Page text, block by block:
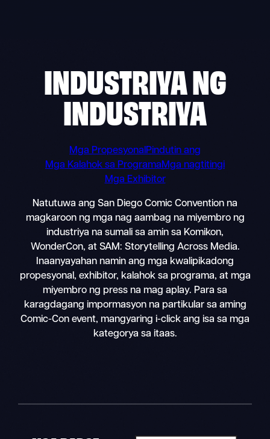
INDUSTRIYA NG
INDUSTRIYA
Mga Propesyonal Pindutin ang
Mga Kalahok sa ProgramaMga nagtitingi
Mga Exhibitor
Natutuwa ang San Diego Comic Convention na
magkaroon ng mga nag aambag na miyembro ng
industriya na sumali sa amin sa Komikon,
WonderCon, at SAM: Storytelling Across Media.
Inaanyayahan namin ang mga kwalipikadong
propesyonal, exhibitor, kalahok sa programa, at mga
miyembro ng press na mag aplay. Para sa
karagdagang impormasyon na partikular sa aming
Comic-Con event, mangyaring i-click ang isa sa mga
kategorya sa itaas.